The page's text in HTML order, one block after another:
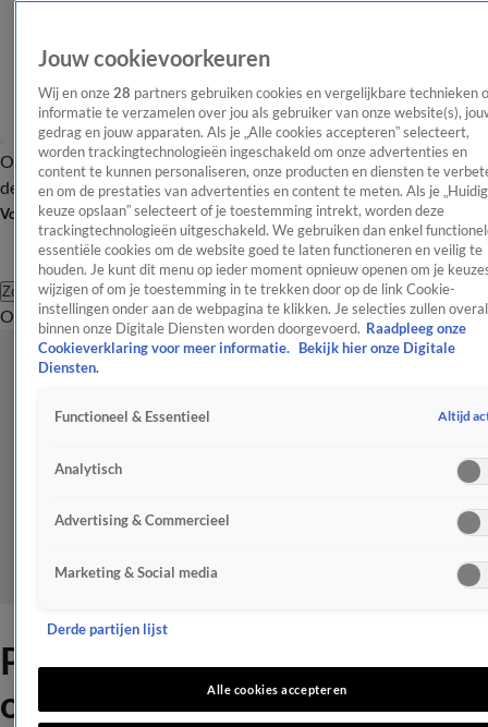
OverzichtAfleveringen Entertainment TV Algemeen
Tip
de redactieNieuwsbrief
Volg Shownieuws
Zoeken
OverzichtEntertainmentSpraakmakendRealityCrimeVideo's
Patty Brard open over haar
overlijdenswens
Jouw cookievoorkeuren
Wij en onze 28 partners gebruiken cookies en vergelijkbare technieken
informatie te verzamelen over jou als gebruiker van onze website(s),
gedrag en jouw apparaten. Als je „Alle cookies accepteren” selecteert,
worden trackingtechnologieën ingeschakeld om onze advertenties en
content te kunnen personaliseren, onze producten en diensten te
en om de prestaties van advertenties en content te meten. Als je
keuze opslaan” selecteert of je toestemming intrekt, worden deze
trackingtechnologieën uitgeschakeld. We gebruiken dan enkel
essentiële cookies om de website goed te laten functioneren en veilig te
houden. Je kunt dit menu op ieder moment opnieuw openen om je
wijzigen of om je toestemming in te trekken door op de link Cookie-
instellingen onder aan de webpagina te klikken. Je selecties zullen overal
binnen onze Digitale Diensten worden doorgevoerd. Raadpleeg onze
Cookieverklaring voor meer informatie.
Bekijk hier onze Digitale
Diensten.
Functioneel & Essentieel Altijd
Analytisch
Advertising & Commercieel
Marketing & Social media
Derde partijen lijst
Alle cookies accepteren